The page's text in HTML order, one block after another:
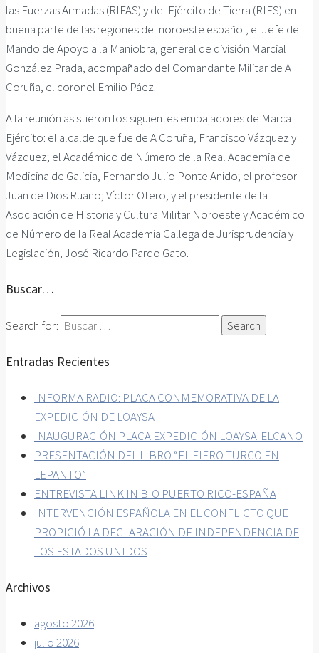
las Fuerzas Armadas (RIFAS) y del Ejército de Tierra (RIES) en
buena parte de las regiones del noroeste español, el Jefe del
Mando de Apoyo a la Maniobra, general de división Marcial
González Prada, acompañado del Comandante Militar de A
Coruña, el coronel Emilio Páez.
A la reunión asistieron los siguientes embajadores de Marca
Ejército: el alcalde que fue de A Coruña, Francisco Vázquez y
Vázquez; el Académico de Número de la Real Academia de
Medicina de Galicia, Fernando Julio Ponte Anido; el profesor
Juan de Dios Ruano; Víctor Otero; y el presidente de la
Asociación de Historia y Cultura Militar Noroeste y Académico
de Número de la Real Academia Gallega de Jurisprudencia y
Legislación, José Ricardo Pardo Gato.
Buscar…
Search for:
Entradas Recientes
INFORMA RADIO: PLACA CONMEMORATIVA DE LA
EXPEDICIÓN DE LOAYSA
INAUGURACIÓN PLACA EXPEDICIÓN LOAYSA-ELCANO
PRESENTACIÓN DEL LIBRO “EL FIERO TURCO EN
LEPANTO”
ENTREVISTA LINK IN BIO PUERTO RICO-ESPAÑA
INTERVENCIÓN ESPAÑOLA EN EL CONFLICTO QUE
PROPICIÓ LA DECLARACIÓN DE INDEPENDENCIA DE
LOS ESTADOS UNIDOS
Archivos
agosto 2026
julio 2026